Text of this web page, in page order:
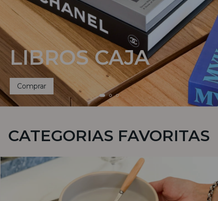
LIBROS CAJA
Comprar
CATEGORIAS FAVORITAS